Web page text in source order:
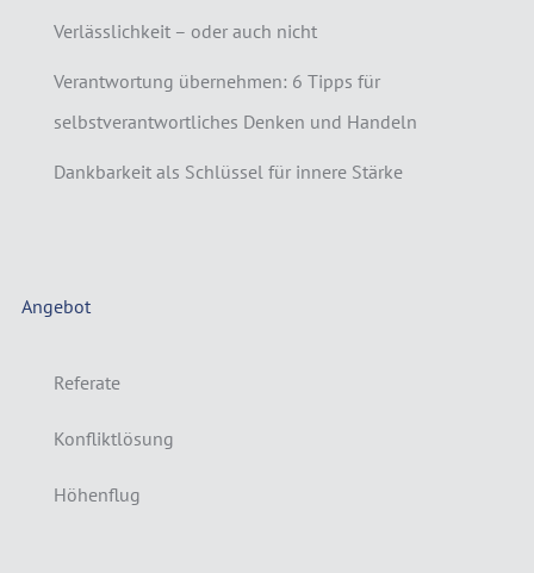
Verlässlichkeit – oder auch nicht
Verantwortung übernehmen: 6 Tipps für
selbstverantwortliches Denken und Handeln
Dankbarkeit als Schlüssel für innere Stärke
Angebot
Referate
Konfliktlösung
Höhenflug